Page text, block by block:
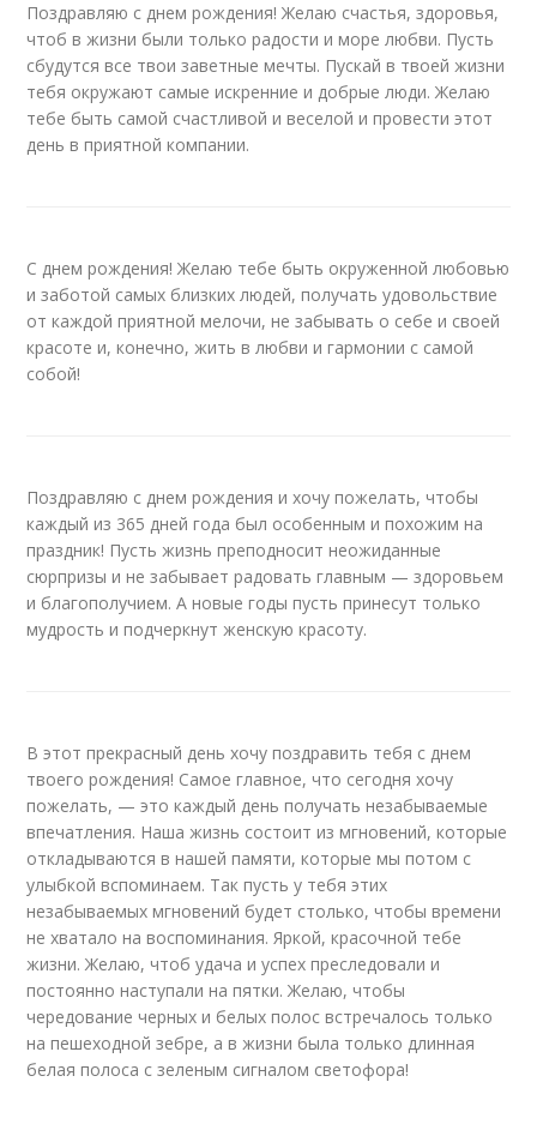
Поздравляю с днем рождения! Желаю счастья, здоровья,
чтоб в жизни были только радости и море любви. Пусть
сбудутся все твои заветные мечты. Пускай в твоей жизни
тебя окружают самые искренние и добрые люди. Желаю
тебе быть самой счастливой и веселой и провести этот
день в приятной компании.
С днем рождения! Желаю тебе быть окруженной любовью
и заботой самых близких людей, получать удовольствие
от каждой приятной мелочи, не забывать о себе и своей
красоте и, конечно, жить в любви и гармонии с самой
собой!
Поздравляю с днем рождения и хочу пожелать, чтобы
каждый из 365 дней года был особенным и похожим на
праздник! Пусть жизнь преподносит неожиданные
сюрпризы и не забывает радовать главным — здоровьем
и благополучием. А новые годы пусть принесут только
мудрость и подчеркнут женскую красоту.
В этот прекрасный день хочу поздравить тебя с днем
твоего рождения! Самое главное, что сегодня хочу
пожелать, — это каждый день получать незабываемые
впечатления. Наша жизнь состоит из мгновений, которые
откладываются в нашей памяти, которые мы потом с
улыбкой вспоминаем. Так пусть у тебя этих
незабываемых мгновений будет столько, чтобы времени
не хватало на воспоминания. Яркой, красочной тебе
жизни. Желаю, чтоб удача и успех преследовали и
постоянно наступали на пятки. Желаю, чтобы
чередование черных и белых полос встречалось только
на пешеходной зебре, а в жизни была только длинная
белая полоса с зеленым сигналом светофора!